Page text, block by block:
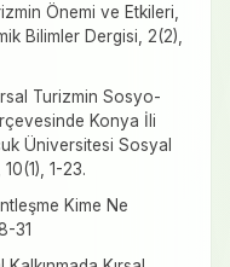
Önemi ve Etkileri,
Bilimler Dergisi, 2(2),
Turizmin Sosyo-
Konya İli
Üniversitesi Sosyal
1-23.
Kime Ne
31